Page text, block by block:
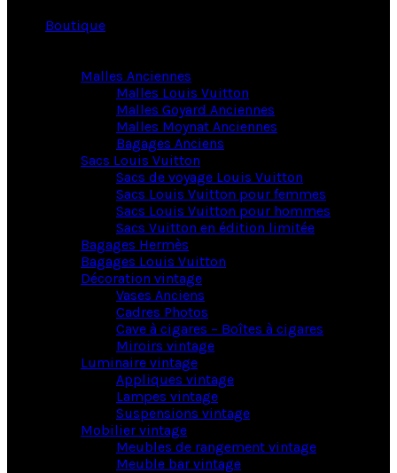
Boutique
Malles Anciennes
Malles Louis Vuitton
Malles Goyard Anciennes
Malles Moynat Anciennes
Bagages Anciens
Sacs Louis Vuitton
Sacs de voyage Louis Vuitton
Sacs Louis Vuitton pour femmes
Sacs Louis Vuitton pour hommes
Sacs Vuitton en édition limitée
Bagages Hermès
Bagages Louis Vuitton
Décoration vintage
Vases Anciens
Cadres Photos
Cave à cigares – Boîtes à cigares
Miroirs vintage
Luminaire vintage
Appliques vintage
Lampes vintage
Suspensions vintage
Mobilier vintage
Meubles de rangement vintage
Meuble bar vintage